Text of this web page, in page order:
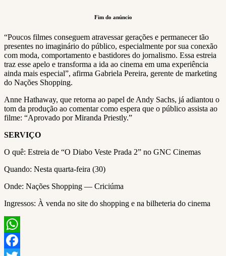
Fim do anúncio
“Poucos filmes conseguem atravessar gerações e permanecer tão
presentes no imaginário do público, especialmente por sua conexão
com moda, comportamento e bastidores do jornalismo. Essa estreia
traz esse apelo e transforma a ida ao cinema em uma experiência
ainda mais especial”, afirma Gabriela Pereira, gerente de marketing
do Nações Shopping.
Anne Hathaway, que retorna ao papel de Andy Sachs, já adiantou o
tom da produção ao comentar como espera que o público assista ao
filme: “Aprovado por Miranda Priestly.”
SERVIÇO
O quê: Estreia de “O Diabo Veste Prada 2” no GNC Cinemas
Quando: Nesta quarta-feira (30)
Onde: Nações Shopping — Criciúma
Ingressos: À venda no site do shopping e na bilheteria do cinema
WhatsApp